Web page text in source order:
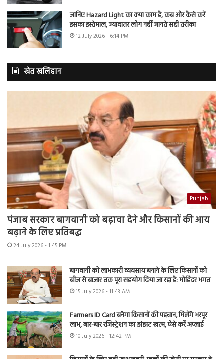
जानिए Hazard Light का क्या काम है, कब और कैसे करें
इसका इस्तेमाल, ज्यादातर लोग नहीं जानते सही तरीका
12 July 2026 - 6:14 PM
खेत खलिहान
Punjab
पंजाब सरकार बागवानी को बढ़ावा देने और किसानों की आय
बढ़ाने के लिए प्रतिबद्ध
24 July 2026 - 1:45 PM
बागवानी को लाभकारी व्यवसाय बनाने के लिए किसानों को
बीज से बाजार तक पूरा सहयोग दिया जा रहा है: मोहिंदर भगत
15 July 2026 - 11:43 AM
Farmers ID Card बनेगा किसानों की पहचान, मिलेंगे भरपूर
लाभ, बार-बार रजिस्ट्रेशन का झंझट खत्म, ऐसे करें अप्लाई
10 July 2026 - 12:42 PM